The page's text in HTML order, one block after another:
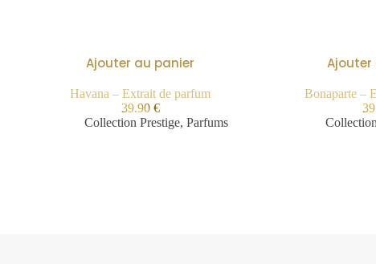
Ajouter au panier
Havana – Extrait de parfum
39.90 €
Collection Prestige,Parfums
Ajouter
Bonaparte –